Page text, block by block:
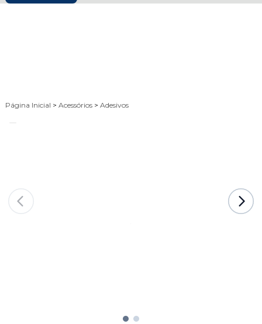
Página Inicial > Acessórios > Adesivos